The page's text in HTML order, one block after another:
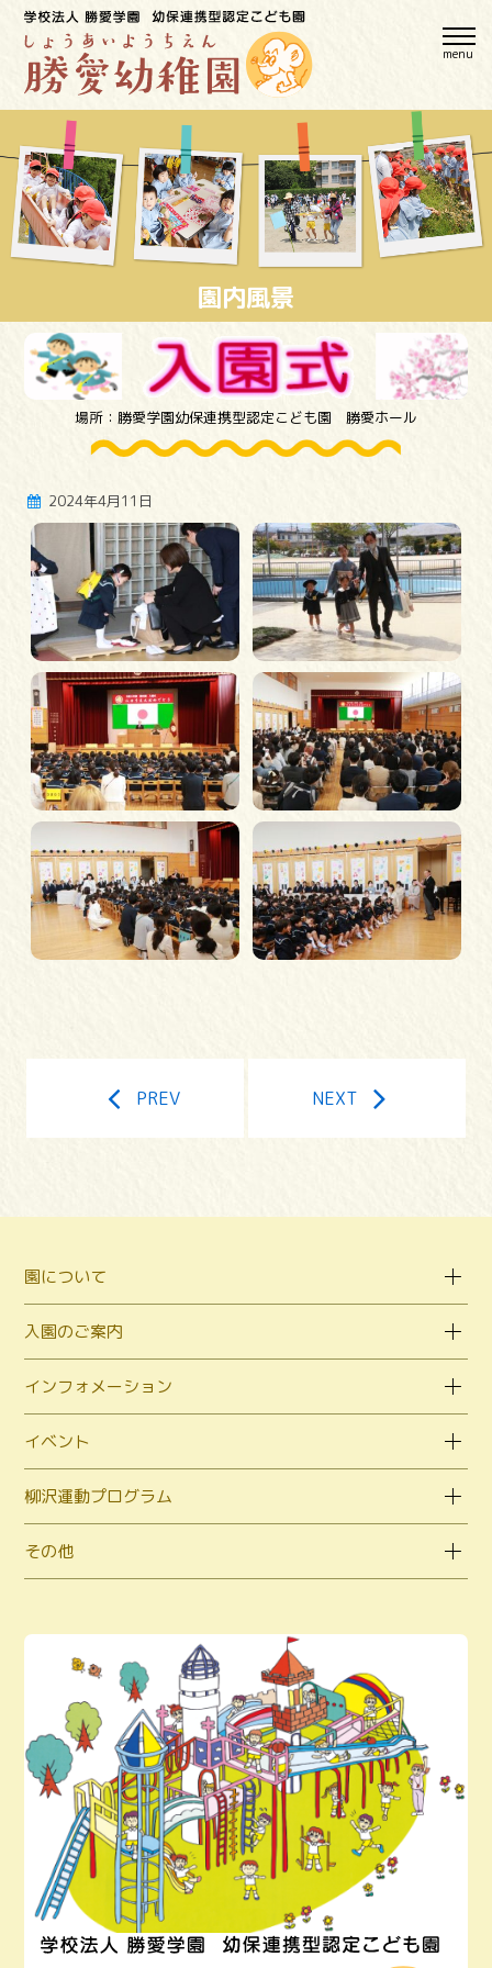
園内風景
場所：勝愛学園幼保連携型認定こども園 勝愛ホール
2024年4月11日
PREV NEXT
園について
入園のご案内
インフォメーション
イベント
柳沢運動プログラム
その他
menu